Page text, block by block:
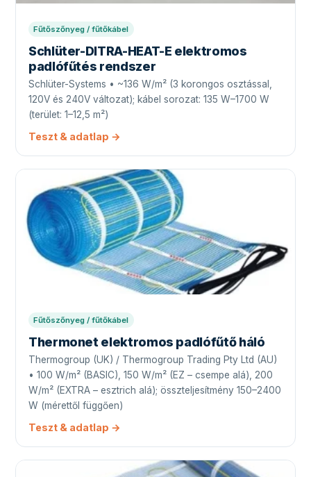
Fűtőszőnyeg / fűtőkábel
Schlüter-DITRA-HEAT-E elektromos
padlófűtés rendszer
Schlüter-Systems • ~136 W/m² (3 korongos osztással,
120V és 240V változat); kábel sorozat: 135 W–1700 W
(terület: 1–12,5 m²)
Teszt & adatlap →
Fűtőszőnyeg / fűtőkábel
Thermonet elektromos padlófűtő háló
Thermogroup (UK) / Thermogroup Trading Pty Ltd (AU)
• 100 W/m² (BASIC), 150 W/m² (EZ – csempe alá), 200
W/m² (EXTRA – esztrich alá); összteljesítmény 150–2400
W (mérettől függően)
Teszt & adatlap →